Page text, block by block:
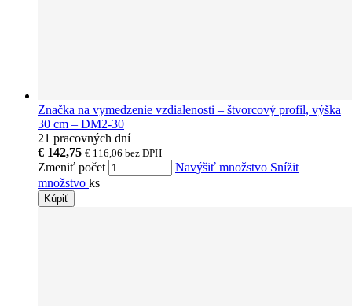
Značka na vymedzenie vzdialenosti – štvorcový profil, výška
30 cm – DM2-30
21 pracovných dní
€ 142,75 € 116,06 bez DPH
Zmeniť počet Navýšiť množstvo Snížit
množstvo ks
Kúpiť